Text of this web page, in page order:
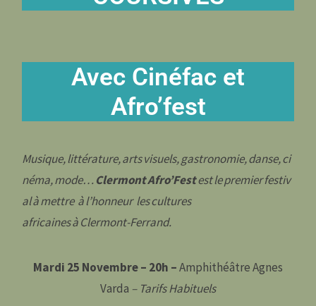
Avec Cinéfac et
Afro’fest
Musique, littérature, arts visuels, gastronomie, danse, ci
néma, mode… Clermont Afro’Festest le premier festiv
al à mettre à l’honneur les cultures
africaines à Clermont-Ferrand.
Mardi 25 Novembre – 20h –Amphithéâtre Agnes
Varda – Tarifs Habituels